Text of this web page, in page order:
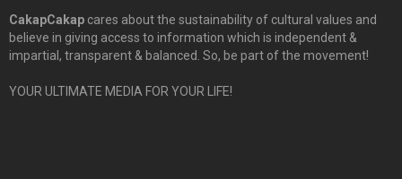
CakapCakap cares about the sustainability of cultural values and
believe in giving access to information which is independent &
impartial, transparent & balanced. So, be part of the movement!
YOUR ULTIMATE MEDIA FOR YOUR LIFE!